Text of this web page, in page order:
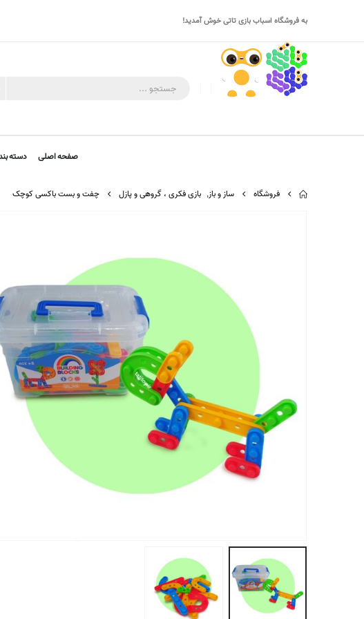
به فروشگاه اسباب بازی تاتی خوش آمدید!
صفحه اصلی دسته
فروشگاه ساز و باز, بازی فکری ، گروهی و پازل چفت و بست باکسی کوچک